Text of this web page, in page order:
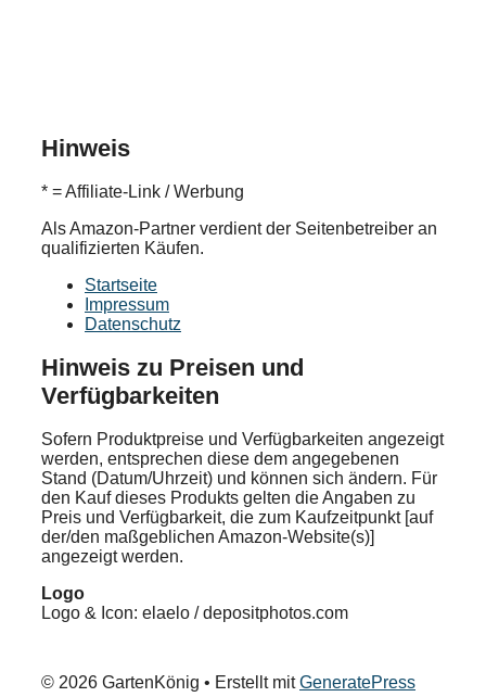
Hinweis
* = Affiliate-Link / Werbung
Als Amazon-Partner verdient der Seitenbetreiber an
qualifizierten Käufen.
Startseite
Impressum
Datenschutz
Hinweis zu Preisen und
Verfügbarkeiten
Sofern Produktpreise und Verfügbarkeiten angezeigt
werden, entsprechen diese dem angegebenen
Stand (Datum/Uhrzeit) und können sich ändern. Für
den Kauf dieses Produkts gelten die Angaben zu
Preis und Verfügbarkeit, die zum Kaufzeitpunkt [auf
der/den maßgeblichen Amazon-Website(s)]
angezeigt werden.
Logo
Logo & Icon: elaelo / depositphotos.com
© 2026 GartenKönig • Erstellt mitGeneratePress